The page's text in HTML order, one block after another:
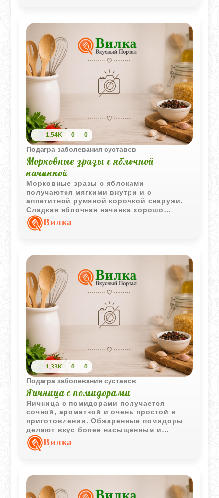
1,54K 0 0
Подагра заболевания суставов
Морковные зразы с яблочной
начинкой
Морковные зразы с яблоками
получаются мягкими внутри и с
аппетитной румяной корочкой снаружи.
Сладкая яблочная начинка хорошо
сочетается с морковной основой и
сметанной подачей.
Вилка
1,33K 0 0
Подагра заболевания суставов
Яичница с помидорами
Яичница с помидорами получается
сочной, ароматной и очень простой в
приготовлении. Обжаренные помидоры
делают вкус более насыщенным и
отлично сочетаются с яйцами.
Вилка